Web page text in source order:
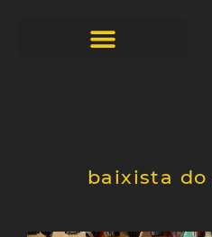
baixista